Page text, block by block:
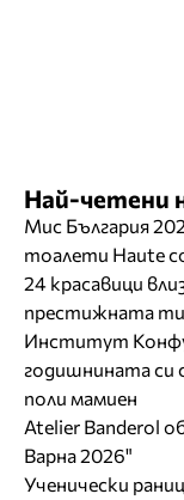
Най-четени
Мис България
тоалети Haute
24 красавици
престижната
Институт
годишнината си
поли мамиен
Atelier Banderol
Варна 2026"
Ученически